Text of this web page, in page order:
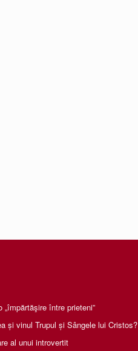
„împărtăşire între prieteni”
și vinul Trupul și Sângele lui Cristos?
al unui introvertit